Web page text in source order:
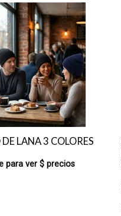
LANA 3 COLORES
para ver $ precios